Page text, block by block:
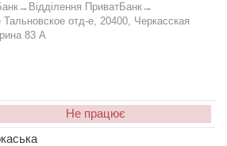
→ Відділення ПриватБанк→
отд-е, 20400, Черкасская
83 А
Не працює